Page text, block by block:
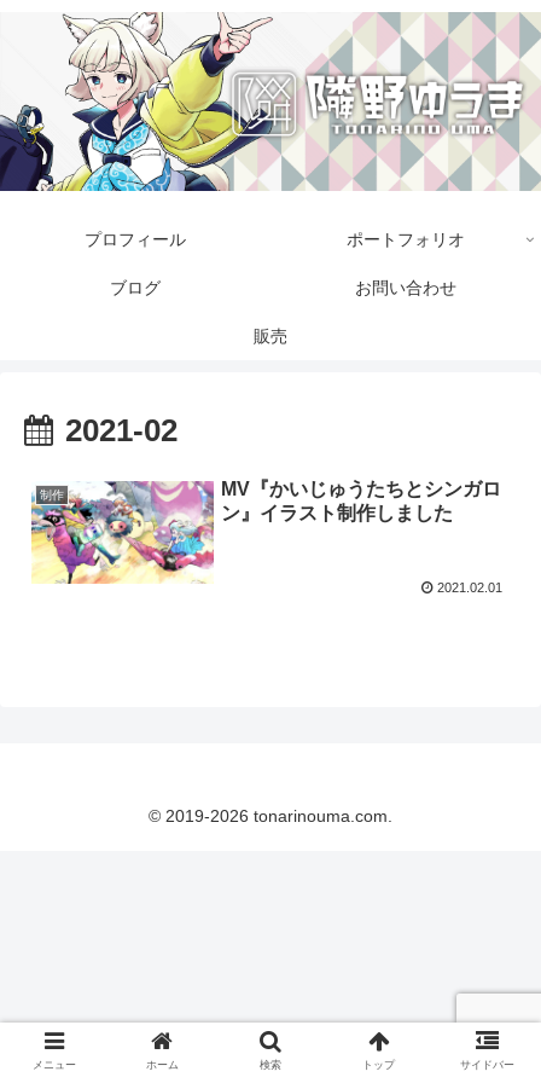
プロフィール ポートフォリオ
ブログ お問い合わせ
販売
2021-02
制作
MV『かいじゅうたちとシンガロ
ン』イラスト制作しました
2021.02.01
© 2019-2026 tonarinouma.com.
メニュー ホーム 検索 トップ サイドバー